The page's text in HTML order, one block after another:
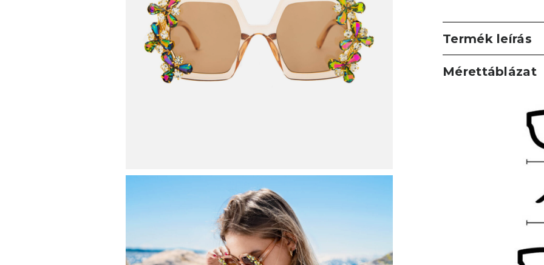
Termék leírás
Mérettáblázat